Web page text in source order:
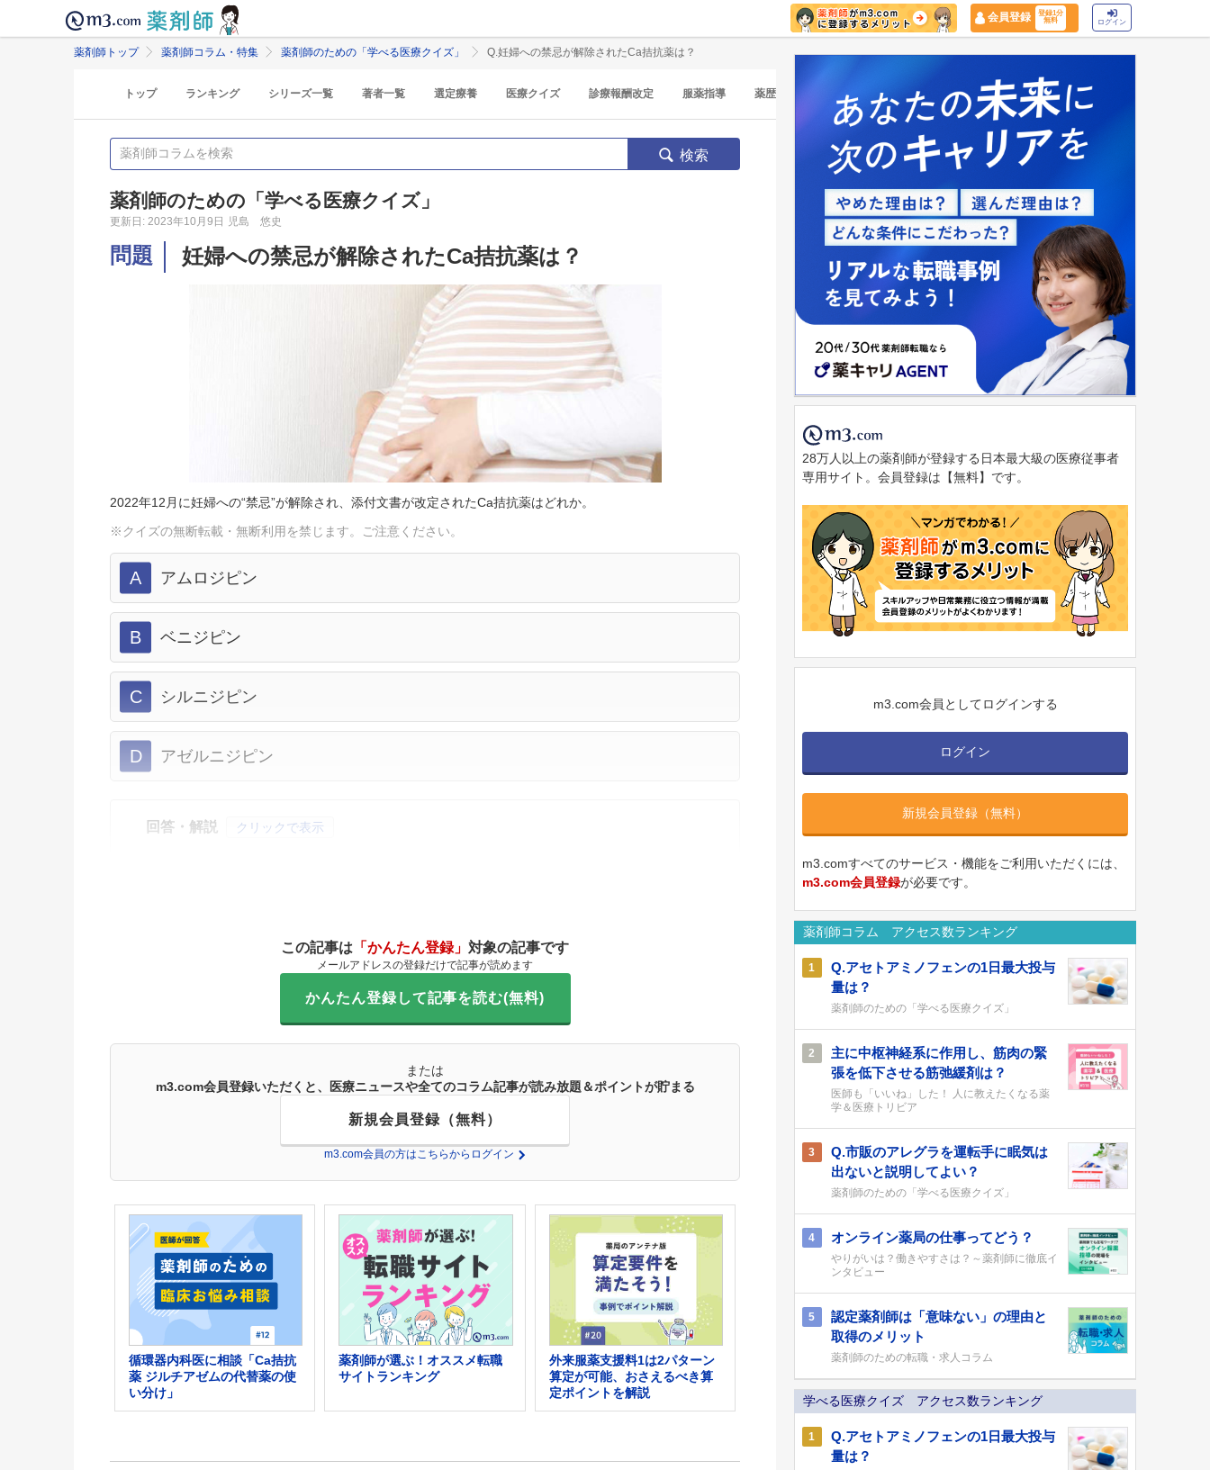
会員登録
登録1分
無料
ログイン
薬剤師トップ 薬剤師コラム・特集 薬剤師のための「学べる医療クイズ」 Q.妊婦への禁忌が解除されたCa拮抗薬は？
トップ ランキング シリーズ一覧 著者一覧 選定療養 医療クイズ 診療報酬改定 服薬指導 薬歴 マイナ保険証
検索
薬剤師のための「学べる医療クイズ」
更新日: 2023年10月9日 児島 悠史
問題 妊婦への禁忌が解除されたCa拮抗薬は？
2022年12月に妊婦への“禁忌”が解除され、添付文書が改定されたCa拮抗薬はどれか。
※クイズの無断転載・無断利用を禁じます。ご注意ください。
A アムロジピン
B ベニジピン
C シルニジピン
D アゼルニジピン
回答・解説 クリックで表示
この記事は 「かんたん登録」 対象の記事です
メールアドレスの登録だけで記事が読めます
かんたん登録して記事を読む(無料)
または
m3.com会員登録いただくと、医療ニュースや全てのコラム記事が読み放題＆ポイントが貯まる
新規会員登録（無料）
m3.com会員の方はこちらからログイン
循環器内科医に相談「Ca拮抗
薬 ジルチアゼムの代替薬の使
い分け」
薬剤師が選ぶ！オススメ転職
サイトランキング
外来服薬支援料1は2パターン
算定が可能、おさえるべき算
定ポイントを解説
28万人以上の薬剤師が登録する日本最大級の医療従事者
専用サイト。会員登録は【無料】です。
m3.com会員としてログインする
ログイン
新規会員登録（無料）
m3.comすべてのサービス・機能をご利用いただくには、
m3.com会員登録が必要です。
薬剤師コラム アクセス数ランキング
1
Q.アセトアミノフェンの1日最大投与
量は？
薬剤師のための「学べる医療クイズ」
2
主に中枢神経系に作用し、筋肉の緊
張を低下させる筋弛緩剤は？
医師も「いいね」した！ 人に教えたくなる薬
学＆医療トリビア
3
Q.市販のアレグラを運転手に眠気は
出ないと説明してよい？
薬剤師のための「学べる医療クイズ」
4 オンライン薬局の仕事ってどう？
やりがいは？働きやすさは？～薬剤師に徹底イ
ンタビュー
5
認定薬剤師は「意味ない」の理由と
取得のメリット
薬剤師のための転職・求人コラム
学べる医療クイズ アクセス数ランキング
1
Q.アセトアミノフェンの1日最大投与
量は？